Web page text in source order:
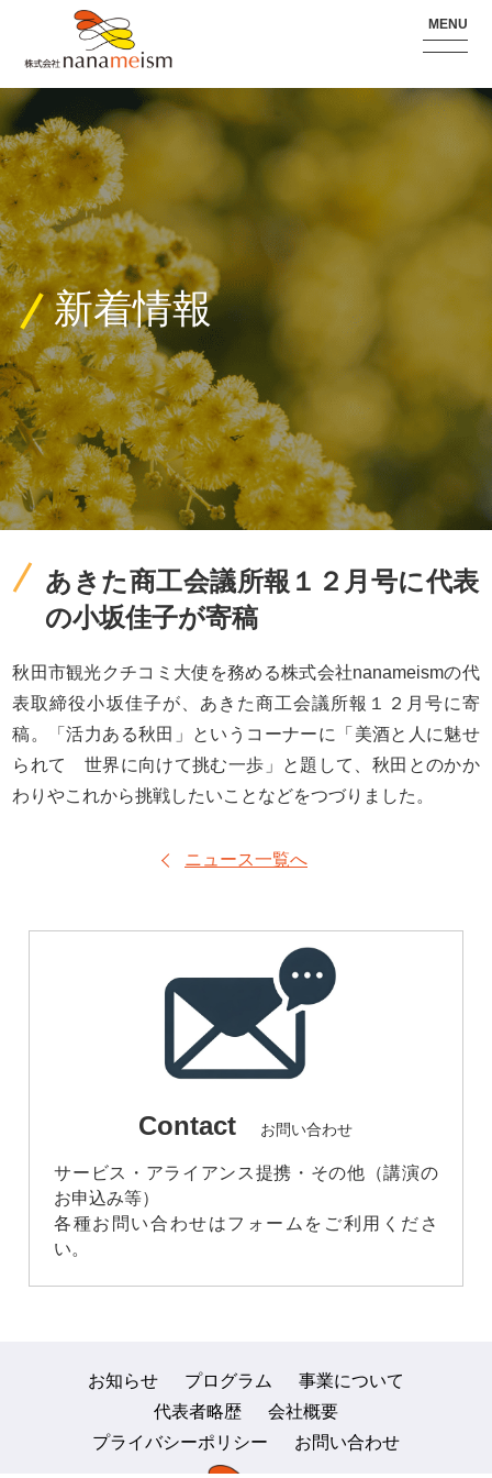
MENU
新着情報
あきた商工会議所報１２月号に代表
の小坂佳子が寄稿
秋田市観光クチコミ大使を務める株式会社nanameismの代
表取締役小坂佳子が、あきた商工会議所報１２月号に寄
稿。「活力ある秋田」というコーナーに「 美酒と人に魅せ
られて 世界に向けて挑む一歩」と題して、秋田とのかか
わりやこれから挑戦したいことなどをつづりました。
ニュース一覧へ
Contact お問い合わせ
サービス・アライアンス提携・その他（講演の
お申込み等）
各種お問い合わせはフォームをご利用くださ
い。
お知らせ プログラム
事業について
代表者略歴
会社概要
プライバシーポリシー
お問い合わせ